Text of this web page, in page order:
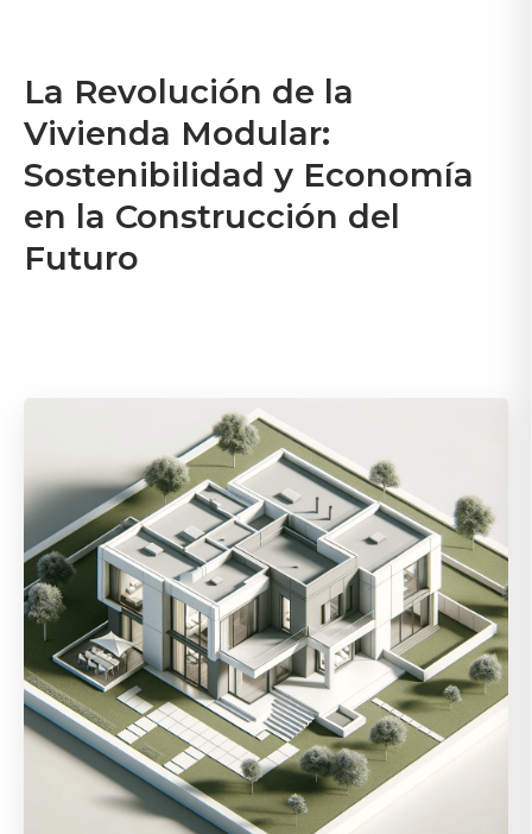
La Revolución de la
Vivienda Modular:
Sostenibilidad y Economía
en la Construcción del
Futuro